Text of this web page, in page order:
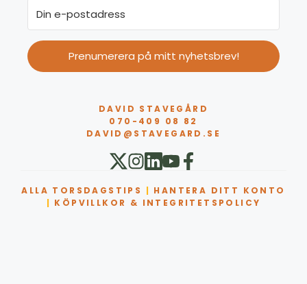
Prenumerera på mitt nyhetsbrev!
DAVID STAVEGÅRD
070-409 08 82
DAVID@STAVEGARD.SE
ALLA TORSDAGSTIPS | HANTERA DITT KONTO
| KÖPVILLKOR & INTEGRITETSPOLICY